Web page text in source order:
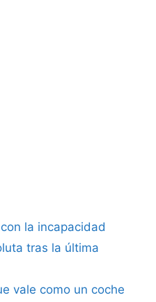
la incapacidad
tras la última
vale como un coche